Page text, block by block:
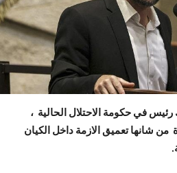
في حكومة الاحتلال الحالية ،
من شانها تعميق الازمة داخل الكيان